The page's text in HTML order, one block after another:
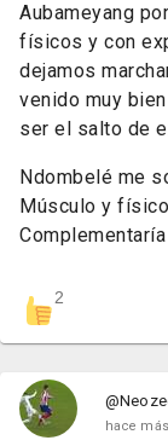
Aubameyang
físicos y con
dejamos
venido muy
ser el salto de
Ndombelé me
Músculo y
2
hace